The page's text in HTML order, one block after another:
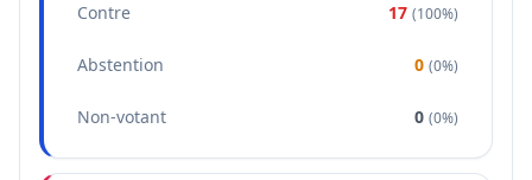
Contre 17 (100%)
Abstention 0 (0%)
Non-votant 0 (0%)